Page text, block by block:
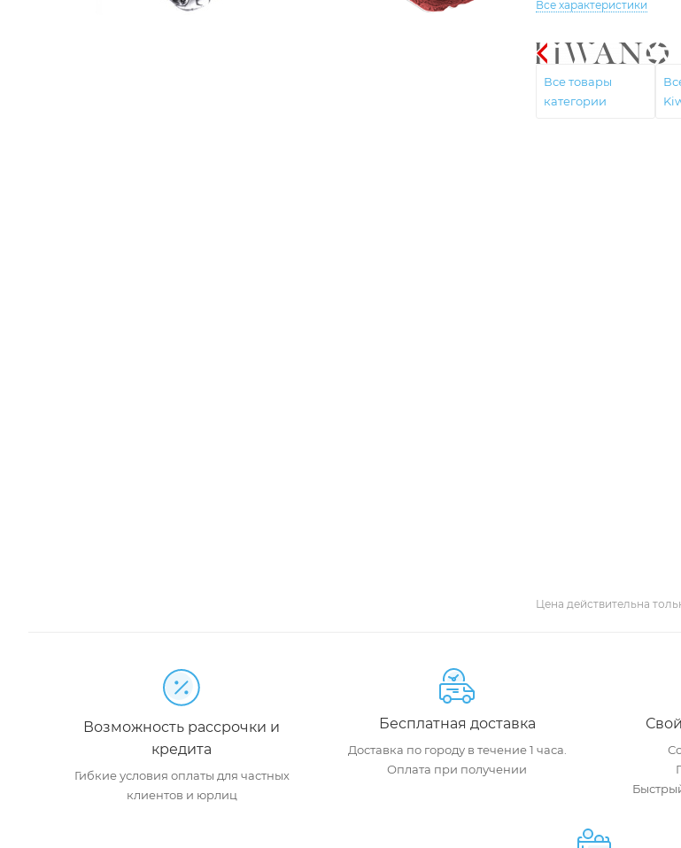
Все характеристики
Все товары
категории
Цена действительна
Возможность рассрочки и
кредита
Гибкие условия оплаты для частных
клиентов и юрлиц
Бесплатная доставка
Доставка по городу в течение 1 часа.
Оплата при получении